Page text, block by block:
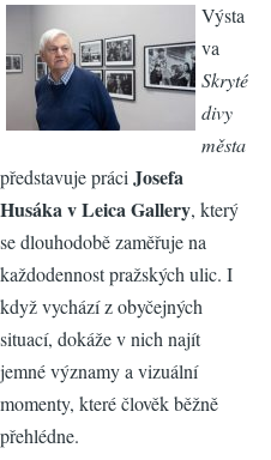
Výsta
va
Skryté
divy
města
představuje práci Josefa
Husáka v Leica Gallery, který
se dlouhodobě zaměřuje na
každodennost pražských ulic. I
když vychází z obyčejných
situací, dokáže v nich najít
jemné významy a vizuální
momenty, které člověk běžně
přehlédne.